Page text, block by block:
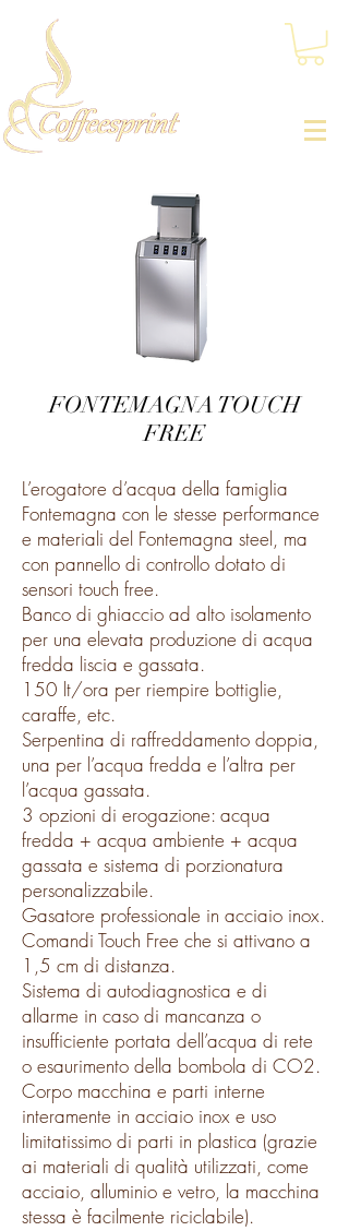
FONTEMAGNA TOUCH
FREE
L’erogatore d’acqua della famiglia
Fontemagna con le stesse performance
e materiali del Fontemagna steel, ma
con pannello di controllo dotato di
sensori touch free.
Banco di ghiaccio ad alto isolamento
per una elevata produzione di acqua
fredda liscia e gassata.
150 lt/ora per riempire bottiglie,
caraffe, etc.
Serpentina di raffreddamento doppia,
una per l’acqua fredda e l’altra per
l’acqua gassata.
3 opzioni di erogazione: acqua
fredda + acqua ambiente + acqua
gassata e sistema di porzionatura
personalizzabile.
Gasatore professionale in acciaio inox.
Comandi Touch Free che si attivano a
1,5 cm di distanza.
Sistema di autodiagnostica e di
allarme in caso di mancanza o
insufficiente portata dell’acqua di rete
o esaurimento della bombola di CO2.
Corpo macchina e parti interne
interamente in acciaio inox e uso
limitatissimo di parti in plastica (grazie
ai materiali di qualità utilizzati, come
acciaio, alluminio e vetro, la macchina
stessa è facilmente riciclabile).